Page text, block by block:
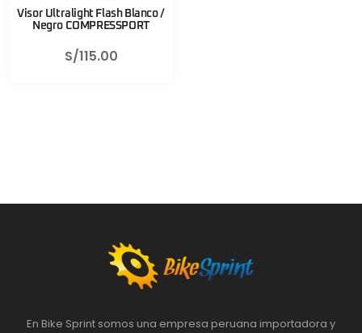
Visor Ultralight Flash Blanco /
Negro COMPRESSPORT
S/115.00
En Bike Sprint somos una empresa peruana importadora y